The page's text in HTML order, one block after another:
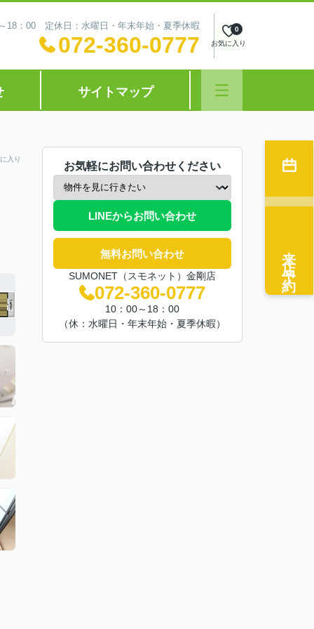
18：00 定休日：水曜日・年末年始・夏季休暇
072-360-0777 お気に入り
0
サイトマップ
入り
お気軽にお問い合わせください
LINEからお問い合わせ
無料お問い合わせ
SUMONET（スモネット）金剛店
072-360-0777
10：00～18：00
（休：水曜日・年末年始・夏季休暇）
来店予約